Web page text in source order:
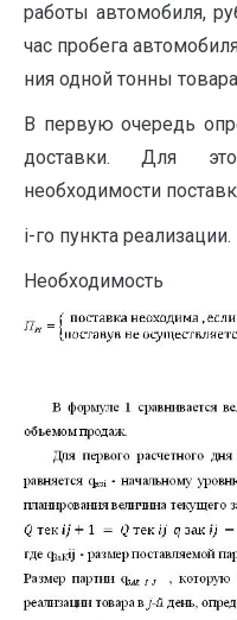
работы ав­томобиля,
час пробега
ния одной тонны
В первую очередь
доставки. Для
необходимости
i-го пункта реализации.
Необходимость